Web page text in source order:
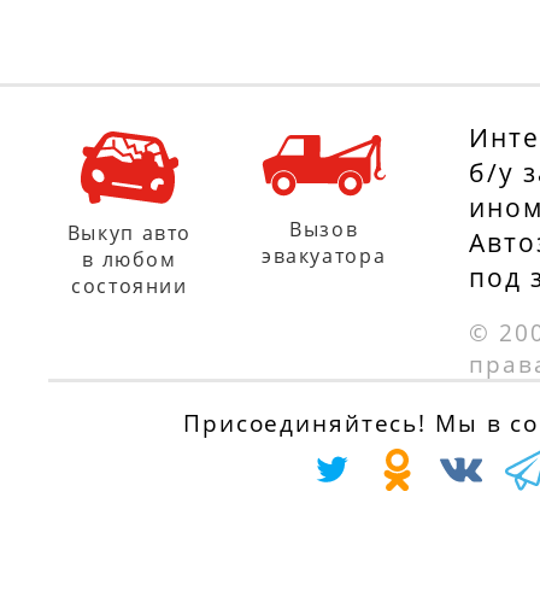
б/у
под
©
Выкуп авто
в любом
состоянии
Вызов
эвакуатора
Присоединяйтесь! Мы в